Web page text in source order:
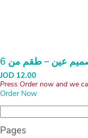
عين – طقم من 6
JOD 12.00
Press Order now and we
Order Now
Search
for:
Pages